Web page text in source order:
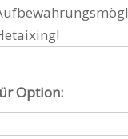
Option: